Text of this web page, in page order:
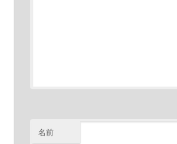
名前